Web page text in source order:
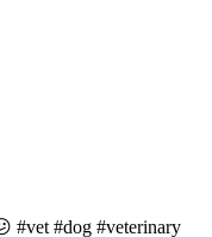
#vet #dog #veterinary